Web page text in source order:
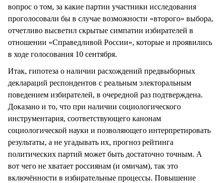
вопрос о том, за какие партии участники исследования
проголосовали бы в случае возможности «второго» выбора,
отчетливо высветил скрытые симпатии избирателей в
отношении «Справедливой России», которые и проявились
в ходе голосования 10 сентября.
Итак, гипотеза о наличии расхождений предвыборных
деклараций респондентов с реальным электоральным
поведением избирателей, в очередной раз подтверждена.
Доказано и то, что при наличии социологического
инструментария, соответствующего канонам
социологической науки и позволяющего интерпретировать
результаты, а не угадывать их, прогноз рейтинга
политических партий может быть достаточно точным. А
вот чего не хватает россиянам (и омичам), так это
включённости в избирательные процессы. Повышение